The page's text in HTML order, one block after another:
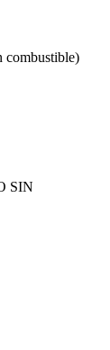
combustible)
SIN